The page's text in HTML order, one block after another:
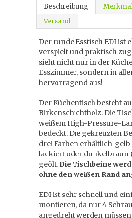
Beschreibung
Versand
Der runde Esstisch EDI ist
verspielt und praktisch
sieht nicht nur in der
Esszimmer, sondern in
hervorragend aus!
Der Küchentisch besteht
Birkenschichtholz. Die
weißem High-Pressure-
bedeckt. Die gekreuzten
drei Farben erhältlich:
lackiert oder dunkelbraun
geölt. Die Tischbeine
ohne den weißen Rand
EDI ist sehr schnell und
montieren, da nur 4
angedreht werden